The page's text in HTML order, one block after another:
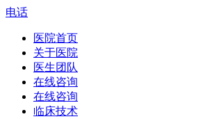
电话
医院首页
关于医院
医生团队
在线咨询
在线咨询
临床技术